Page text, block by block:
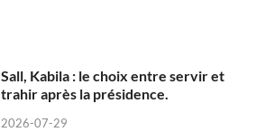
Sall, Kabila : le choix entre servir et
trahir après la présidence.
2026-07-29